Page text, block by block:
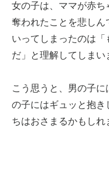
女の子は、ママが赤
奪われたことを悲しん
いってしまったのは
だ」と理解してしまい
こう思うと、男の子
の子にはギュッと抱き
ちはおさまるかもしれ